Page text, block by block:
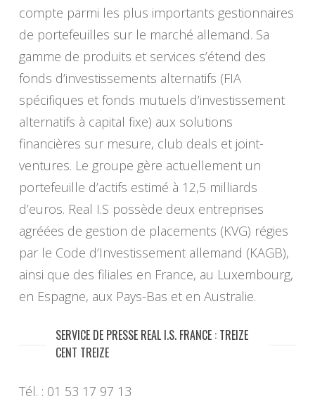
compte parmi les plus importants gestionnaires
de portefeuilles sur le marché allemand. Sa
gamme de produits et services s’étend des
fonds d’investissements alternatifs (FIA
spécifiques et fonds mutuels d’investissement
alternatifs à capital fixe) aux solutions
financières sur mesure, club deals et joint-
ventures. Le groupe gère actuellement un
portefeuille d’actifs estimé à 12,5 milliards
d’euros. Real I.S possède deux entreprises
agréées de gestion de placements (KVG) régies
par le Code d’Investissement allemand (KAGB),
ainsi que des filiales en France, au Luxembourg,
en Espagne, aux Pays-Bas et en Australie.
SERVICE DE PRESSE REAL I.S. FRANCE : TREIZE
CENT TREIZE
Tél. : 01 53 17 97 13